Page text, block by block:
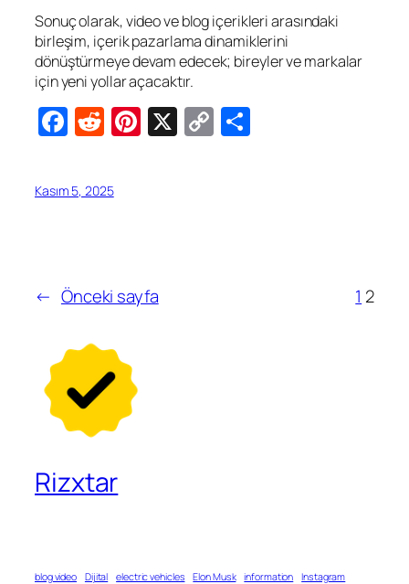
Sonuç olarak, video ve blog içerikleri arasındaki
birleşim, içerik pazarlama dinamiklerini
dönüştürmeye devam edecek; bireyler ve markalar
için yeni yollar açacaktır.
Facebook
Reddit
Pinterest
X Copy
Kasım 5, 2025
← Önceki sayfa 1 2
Rizxtar
blog video Dijital electric vehicles Elon Musk information Instagram